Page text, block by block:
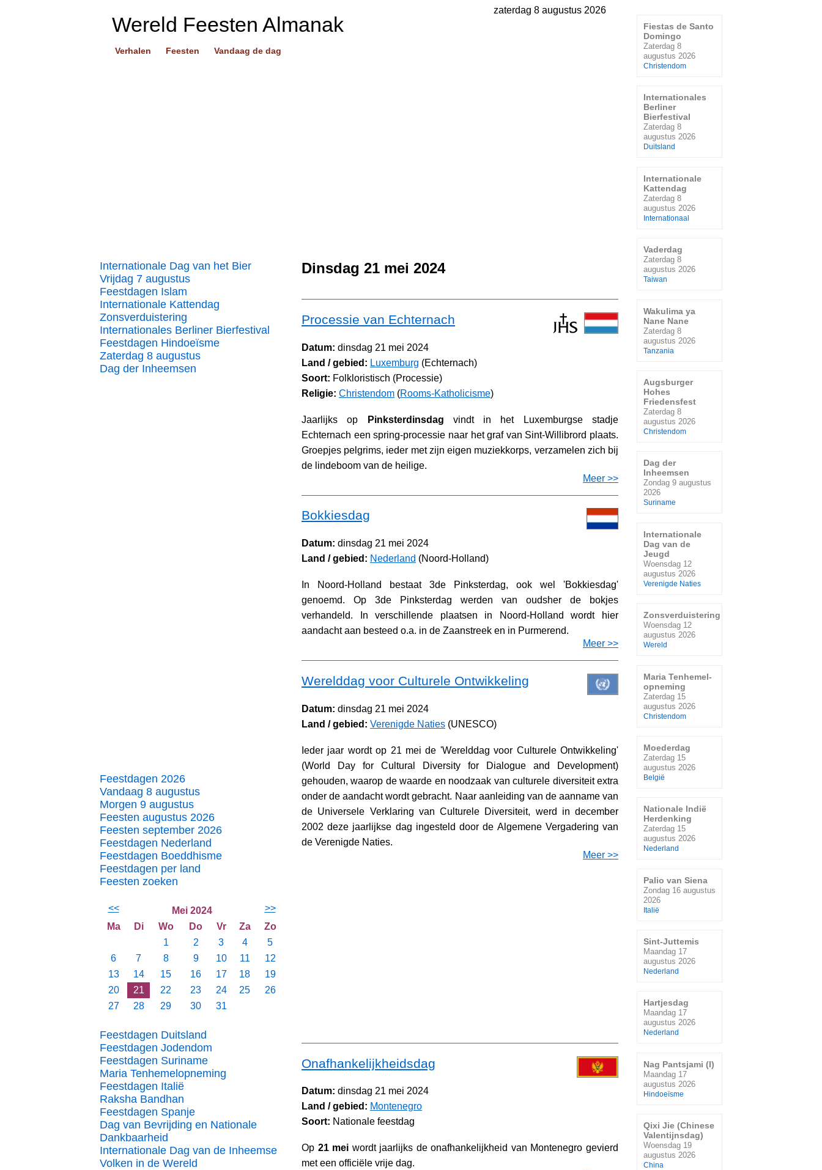
zaterdag 8 augustus 2026
Wereld Feesten Almanak
Verhalen Feesten Vandaag de dag
Internationale Dag van het Bier
Vrijdag 7 augustus
Feestdagen Islam
Internationale Kattendag
Zonsverduistering
Internationales Berliner Bierfestival
Feestdagen Hindoeïsme
Zaterdag 8 augustus
Dag der Inheemsen
Feestdagen 2026
Vandaag 8 augustus
Morgen 9 augustus
Feesten augustus 2026
Feesten september 2026
Feestdagen Nederland
Feestdagen Boeddhisme
Feestdagen per land
Feesten zoeken
<< Mei 2024
>>
Ma
Di Wo Do Vr Za
Zo
1
2 3 4
5
6
7 8 9 10 11
12
13
14 15 16 17 18
19
20
21 22 23 24 25
26
27
28 29 30 31
Feestdagen Duitsland
Feestdagen Jodendom
Feestdagen Suriname
Maria Tenhemelopneming
Feestdagen Italië
Raksha Bandhan
Feestdagen Spanje
Dag van Bevrijding en Nationale
Dankbaarheid
Internationale Dag van de Inheemse
Volken in de Wereld
Dinsdag 21 mei 2024
Processie van Echternach
Datum: dinsdag 21 mei 2024
Land / gebied: Luxemburg (Echternach)
Soort: Folkloristisch (Processie)
Religie: Christendom (Rooms-Katholicisme)
Jaarlijks op Pinksterdinsdag vindt in het Luxemburgse stadje
Echternach een spring-processie naar het graf van Sint-Willibrord plaats.
Groepjes pelgrims, ieder met zijn eigen muziekkorps, verzamelen zich bij
de lindeboom van de heilige.
Meer >>
Bokkiesdag
Datum: dinsdag 21 mei 2024
Land / gebied: Nederland (Noord-Holland)
In Noord-Holland bestaat 3de Pinksterdag, ook wel 'Bokkiesdag'
genoemd. Op 3de Pinksterdag werden van oudsher de bokjes
verhandeld. In verschillende plaatsen in Noord-Holland wordt hier
aandacht aan besteed o.a. in de Zaanstreek en in Purmerend.
Meer >>
Werelddag voor Culturele Ontwikkeling
Datum: dinsdag 21 mei 2024
Land / gebied: Verenigde Naties (UNESCO)
Ieder jaar wordt op 21 mei de 'Werelddag voor Culturele Ontwikkeling'
(World Day for Cultural Diversity for Dialogue and Development)
gehouden, waarop de waarde en noodzaak van culturele diversiteit extra
onder de aandacht wordt gebracht. Naar aanleiding van de aanname van
de Universele Verklaring van Culturele Diversiteit, werd in december
2002 deze jaarlijkse dag ingesteld door de Algemene Vergadering van
de Verenigde Naties.
Meer >>
Onafhankelijkheidsdag
Datum: dinsdag 21 mei 2024
Land / gebied: Montenegro
Soort: Nationale feestdag
Op 21 mei wordt jaarlijks de onafhankelijkheid van Montenegro gevierd
met een officiële vrije dag.
Fiestas de Santo
Domingo
Zaterdag 8
augustus 2026
Christendom
Internationales
Berliner
Bierfestival
Zaterdag 8
augustus 2026
Duitsland
Internationale
Kattendag
Zaterdag 8
augustus 2026
Internationaal
Vaderdag
Zaterdag 8
augustus 2026
Taiwan
Wakulima ya
Nane Nane
Zaterdag 8
augustus 2026
Tanzania
Augsburger
Hohes
Friedensfest
Zaterdag 8
augustus 2026
Christendom
Dag der
Inheemsen
Zondag 9 augustus
2026
Suriname
Internationale
Dag van de
Jeugd
Woensdag 12
augustus 2026
Verenigde Naties
Zonsverduistering
Woensdag 12
augustus 2026
Wereld
Maria Tenhemel-
opneming
Zaterdag 15
augustus 2026
Christendom
Moederdag
Zaterdag 15
augustus 2026
België
Nationale Indië
Herdenking
Zaterdag 15
augustus 2026
Nederland
Palio van Siena
Zondag 16 augustus
2026
Italië
Sint-Juttemis
Maandag 17
augustus 2026
Nederland
Hartjesdag
Maandag 17
augustus 2026
Nederland
Nag Pantsjami (I)
Maandag 17
augustus 2026
Hindoeïsme
Qixi Jie (Chinese
Valentijnsdag)
Woensdag 19
augustus 2026
China